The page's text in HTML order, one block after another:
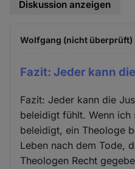
Diskussion anzeigen
Wolfgang (nicht überprüft)
Fazit: Jeder kann
Fazit: Jeder kann die
beleidigt fühlt. Wenn
beleidigt, ein Theologe
Leben nach dem Tode,
Theologen Recht